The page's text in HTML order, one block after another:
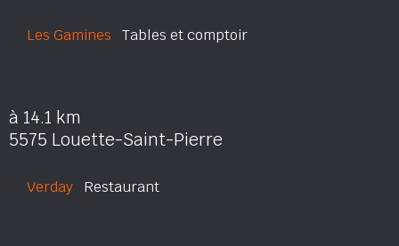
Les Gamines Tables et comptoir
à 14.1 km
5575 Louette-Saint-Pierre
Verday Restaurant